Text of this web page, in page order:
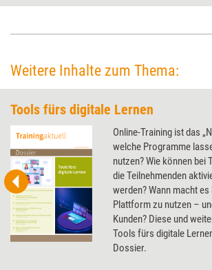
Weitere Inhalte zum Thema:
Tools fürs digitale Lernen
Online-Training ist das
welche Programme
nutzen? Wie können bei
die Teilnehmenden
werden? Wann macht es
Plattform zu nutzen –
Kunden? Diese und
Tools fürs digitale
Dossier.